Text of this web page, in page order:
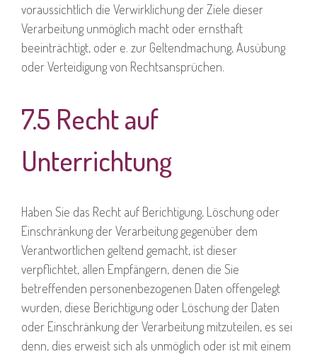
voraussichtlich die Verwirklichung der Ziele dieser
Verarbeitung unmöglich macht oder ernsthaft
beeinträchtigt, oder e. zur Geltendmachung, Ausübung
oder Verteidigung von Rechtsansprüchen.
7.5 Recht auf
Unterrichtung
Haben Sie das Recht auf Berichtigung, Löschung oder
Einschränkung der Verarbeitung gegenüber dem
Verantwortlichen geltend gemacht, ist dieser
verpflichtet, allen Empfängern, denen die Sie
betreffenden personenbezogenen Daten offengelegt
wurden, diese Berichtigung oder Löschung der Daten
oder Einschränkung der Verarbeitung mitzuteilen, es sei
denn, dies erweist sich als unmöglich oder ist mit einem